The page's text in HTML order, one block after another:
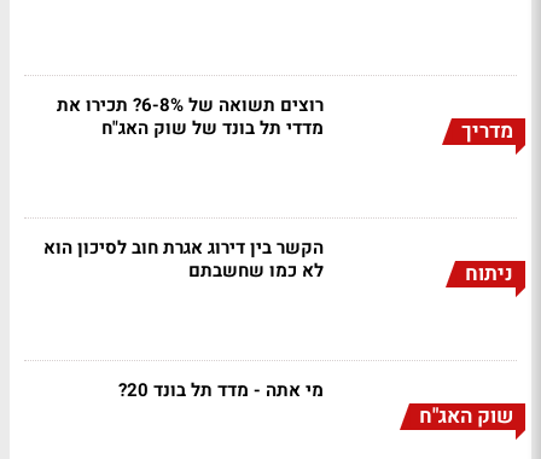
מדריך
רוצים תשואה של 6-8%? תכירו את
מדדי תל בונד של שוק האג"ח
ניתוח
הקשר בין דירוג אגרת חוב לסיכון הוא
לא כמו שחשבתם
שוק האג"ח
מי אתה - מדד תל בונד 20?